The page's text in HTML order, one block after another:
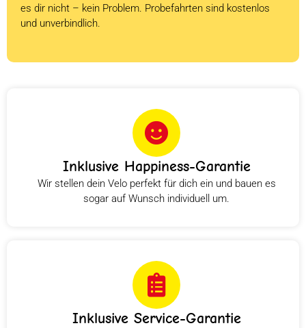
es dir nicht – kein Problem. Probefahrten sind kostenlos
und unverbindlich.
Inklusive Happiness-Garantie
Wir stellen dein Velo perfekt für dich ein und bauen es
sogar auf Wunsch individuell um.
Inklusive Service-Garantie